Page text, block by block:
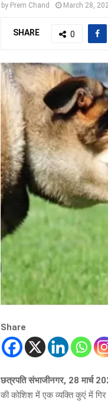
by Prem Chand March 28,
SHARE 0
Share
छत्रपति संभाजीनगर, 28 मार्च
की कोशिश में एक व्यक्ति कुएं में